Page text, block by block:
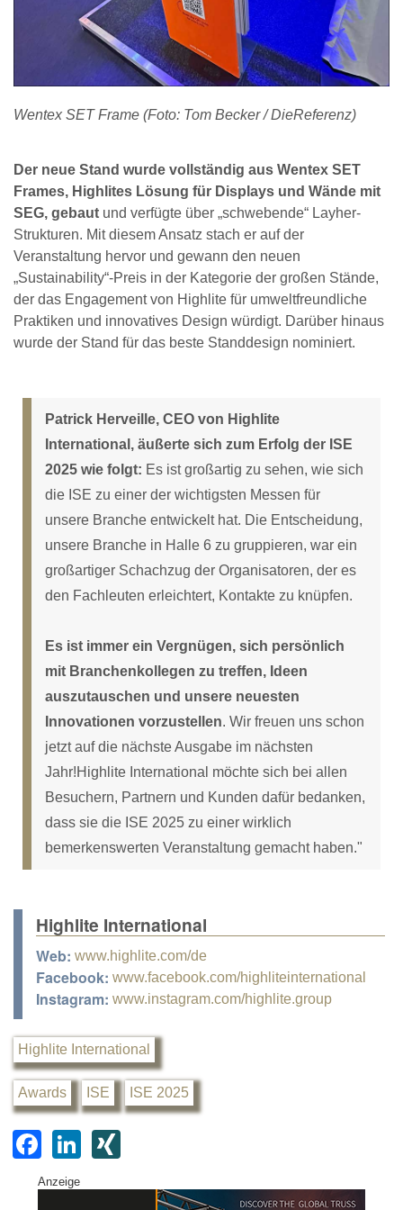
Wentex SET Frame (Foto: Tom Becker / DieReferenz)
Der neue Stand wurde vollständig aus Wentex SET
Frames, Highlites Lösung für Displays und Wände mit
SEG, gebaut und verfügte über „schwebende“ Layher-
Strukturen. Mit diesem Ansatz stach er auf der
Veranstaltung hervor und gewann den neuen
„Sustainability“-Preis in der Kategorie der großen Stände,
der das Engagement von Highlite für umweltfreundliche
Praktiken und innovatives Design würdigt. Darüber hinaus
wurde der Stand für das beste Standdesign nominiert.
Patrick Herveille, CEO von Highlite
International, äußerte sich zum Erfolg der ISE
2025 wie folgt: Es ist großartig zu sehen, wie sich
die ISE zu einer der wichtigsten Messen für
unsere Branche entwickelt hat. Die Entscheidung,
unsere Branche in Halle 6 zu gruppieren, war ein
großartiger Schachzug der Organisatoren, der es
den Fachleuten erleichtert, Kontakte zu knüpfen.
Es ist immer ein Vergnügen, sich persönlich
mit Branchenkollegen zu treffen, Ideen
auszutauschen und unsere neuesten
Innovationen vorzustellen. Wir freuen uns schon
jetzt auf die nächste Ausgabe im nächsten
Jahr!Highlite International möchte sich bei allen
Besuchern, Partnern und Kunden dafür bedanken,
dass sie die ISE 2025 zu einer wirklich
bemerkenswerten Veranstaltung gemacht haben."
Highlite International
Web: www.highlite.com/de
Facebook: www.facebook.com/highliteinternational
Instagram: www.instagram.com/highlite.group
Highlite International
Awards ISE ISE 2025
F
a
c
Li
k
G
Anzeige